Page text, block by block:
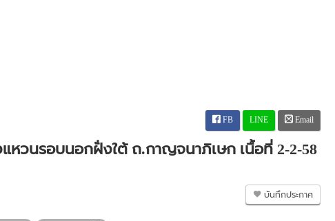
FB LINE Email
แหวนรอบนอกฝั่งใต้ ถ.กาญจนาภิเษก เนื้อที่ 2-2-58
บันทึกประกาศ